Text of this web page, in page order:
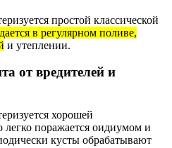
простой классической
в регулярном поливе,
и утеплении.
от вредителей и
хорошей
поражается оидиумом и
кусты обрабатывают